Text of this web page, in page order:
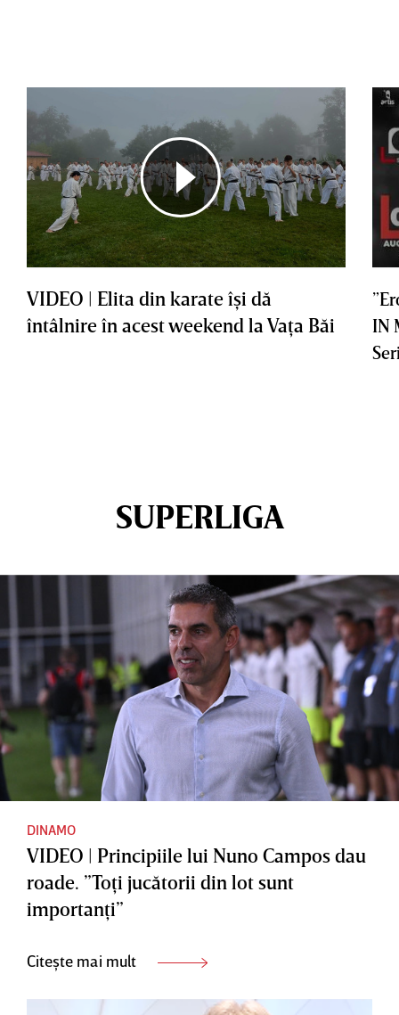
VIDEO | Elita din karate îşi dă
întâlnire în acest weekend la Vaţa Băi
IN
SUPERLIGA
DINAMO
VIDEO | Principiile lui Nuno Campos dau
roade. ”Toţi jucătorii din lot sunt
importanţi”
Citește mai mult